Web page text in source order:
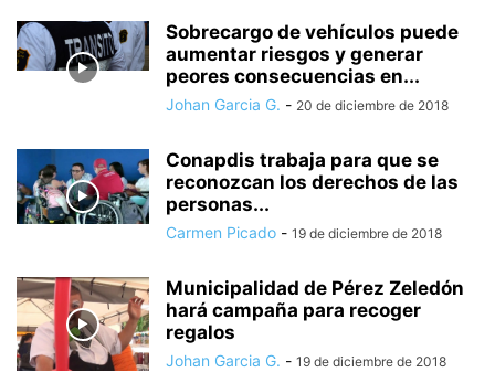
Sobrecargo de vehículos puede
aumentar riesgos y generar
peores consecuencias en...
Johan Garcia G. - 20 de diciembre de 2018
Conapdis trabaja para que se
reconozcan los derechos de las
personas...
Carmen Picado - 19 de diciembre de 2018
Municipalidad de Pérez Zeledón
hará campaña para recoger
regalos
Johan Garcia G. - 19 de diciembre de 2018